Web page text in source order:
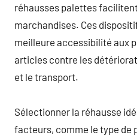
réhausses palettes
marchandises. Ces
meilleure accessibilité aux
articles contre les
et le transport.
Sélectionner la réhausse
facteurs, comme le type de